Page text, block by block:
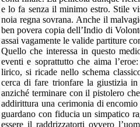
e lo fa senza il minimo estro. Stile
noia regna sovrana. Anche il
ben povera copia dell’Indio di
assai vagamente le valide partiture
Quello che interessa in questo
eventi e soprattutto che aima
lirico, si ricade nello schema
cerca di fare trionfare la giustizia
anziché terminare con il pistolero
addirittura una cerimonia di
guardano con fiducia un simpatico
essere il raddrizzatorti ovvero